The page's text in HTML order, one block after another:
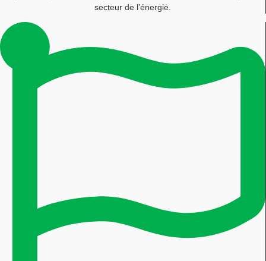
secteur de l’énergie.